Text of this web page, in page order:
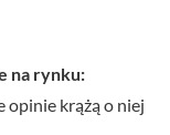
na rynku:
opinie krążą o niej